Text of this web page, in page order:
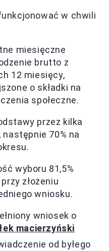
w chwili
miesięczne
brutto z
12 miesięcy,
o składki na
społeczne.
przez kilka
następnie 70% na
wyboru 81,5%
przy złożeniu
wniosku.
wniosek o
macierzyński
od byłego